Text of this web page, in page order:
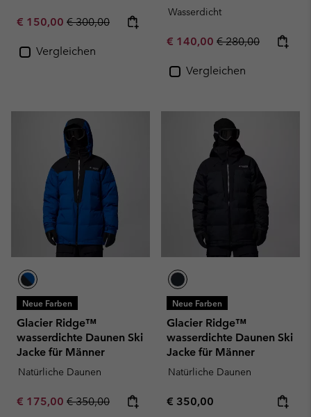
Sale price:
€ 150,00 Regular price:
€ 300,00
Vergleichen
Wasserdicht
Sale price:
€ 140,00 Regular price:
€ 280,00
Vergleichen
Neue Farben
Glacier Ridge™
wasserdichte Daunen Ski
Jacke für Männer
Natürliche Daunen
Sale price:
€ 175,00 Regular price:
€ 350,00
Neue Farben
Glacier Ridge™
wasserdichte Daunen Ski
Jacke für Männer
Natürliche Daunen
Regular price:
€ 350,00